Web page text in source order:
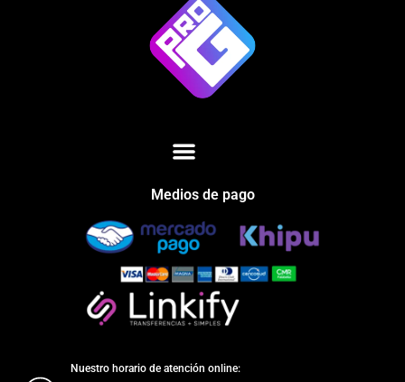
Medios de pago
Nuestro horario de atención online: